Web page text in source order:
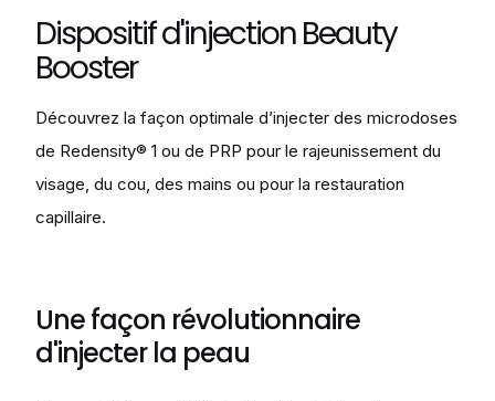
Dispositif d'injection Beauty
Booster
Découvrez la façon optimale d’injecter des microdoses
de Redensity® 1 ou de PRP pour le rajeunissement du
visage, du cou, des mains ou pour la restauration
capillaire.
Une façon révolutionnaire
d'injecter la peau